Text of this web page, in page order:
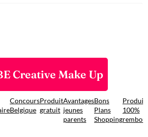
Creative Make Up
Concours
Belgique
Produit
gratuit
Avantages
jeunes
parents
Bons
Plans
Shopping
Produit
100%